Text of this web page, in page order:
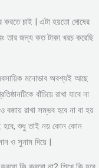
করতে চাই | এটা হয়তো দোষের
তার জন্য কত টাকা খরচ করেছি
মনোভাব অবশ্যই আছে
বাঁচিয়ে রাখা যাবে না
বজায় রাখা সম্ভব হবে না বা হয়
হবে, শুধু তাই নয় কোন কোন
ও সুনাম দিয়ে |